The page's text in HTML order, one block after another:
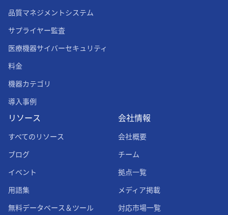
品質マネジメントシステム
サプライヤー監査
医療機器サイバーセキュリティ
料金
機器カテゴリ
導入事例
リソース
すべてのリソース
ブログ
イベント
用語集
無料データベース＆ツール
会社情報
会社概要
チーム
拠点一覧
メディア掲載
対応市場一覧